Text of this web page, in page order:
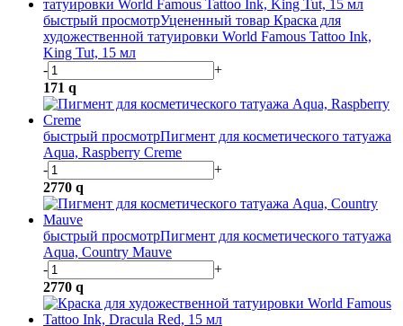
быстрый просмотрУцененный товар Краска для
художественной татуировки World Famous Tattoo Ink,
King Tut, 15 мл
-
+
171 q
быстрый просмотрПигмент для косметического татуажа
Aqua, Raspberry Creme
-
+
2770 q
быстрый просмотрПигмент для косметического татуажа
Aqua, Country Mauve
-
+
2770 q